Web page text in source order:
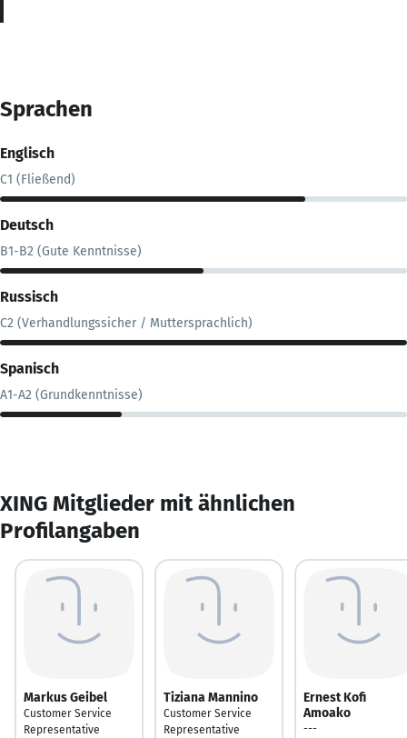
Sprachen
Englisch
C1 (Fließend)
Deutsch
B1-B2 (Gute Kenntnisse)
Russisch
C2 (Verhandlungssicher / Muttersprachlich)
Spanisch
A1-A2 (Grundkenntnisse)
XING Mitglieder mit ähnlichen
Profilangaben
Markus Geibel
Customer Service
Representative
Tiziana Mannino
Customer Service
Representative
Ernest Kofi
Amoako
---